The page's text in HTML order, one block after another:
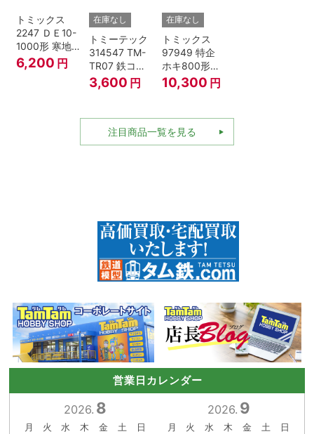
トミックス
2247 ＤＥ10-
1000形 寒地
型･高崎車両
センター Nゲ
6,200 円
在庫なし
トミーテック
314547 TM-
TR07 鉄コレ
動力ユニット
2軸車用
3,600 円
在庫なし
トミックス
97949 特企
ホキ800形貨
車 ＪＲ東日本
仕様タイプ 8
ージ
10,300 円
注目商品一覧を見る
営業日カレンダー
2026. 8
月 火 水 木 金 土
日
2026. 9
月 火 水 木 金 土
日